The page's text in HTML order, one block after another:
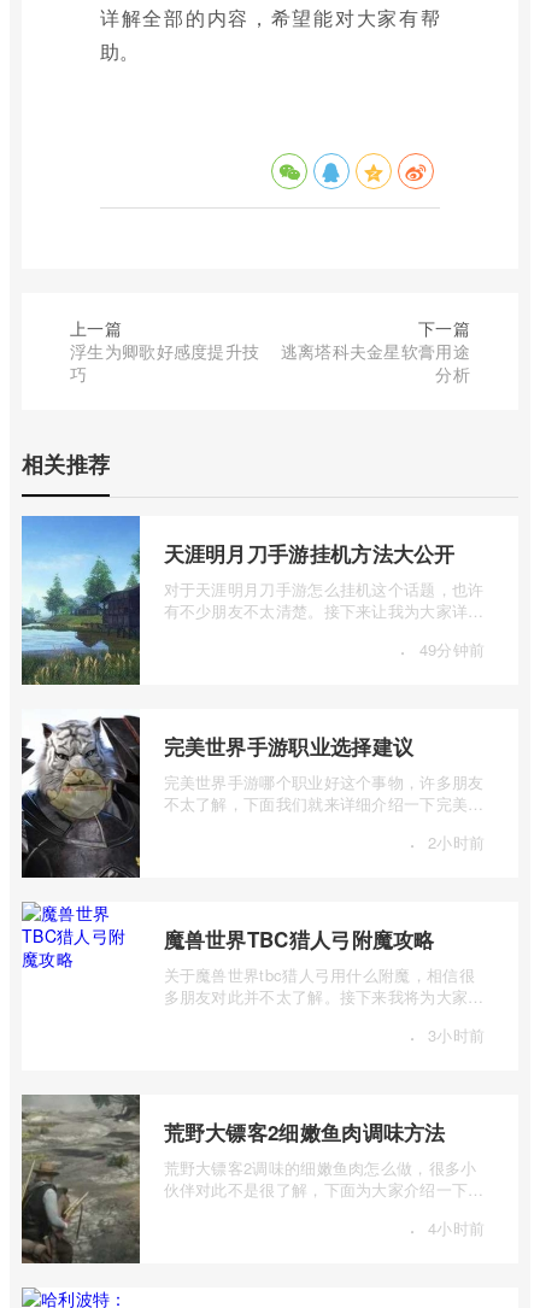
详解全部的内容，希望能对大家有帮
助。
上一篇
浮生为卿歌好感度提升技
巧
下一篇
逃离塔科夫金星软膏用途
分析
相关推荐
天涯明月刀手游挂机方法大公开
对于天涯明月刀手游怎么挂机这个话题，也许
有不少朋友不太清楚。接下来让我为大家详细
· 49分钟前
完美世界手游职业选择建议
完美世界手游哪个职业好这个事物，许多朋友
不太了解，下面我们就来详细介绍一下完美世
· 2小时前
魔兽世界TBC猎人弓附魔攻略
关于魔兽世界tbc猎人弓用什么附魔，相信很
多朋友对此并不太了解。接下来我将为大家详
· 3小时前
荒野大镖客2细嫩鱼肉调味方法
荒野大镖客2调味的细嫩鱼肉怎么做，很多小
伙伴对此不是很了解，下面为大家介绍一下荒
· 4小时前